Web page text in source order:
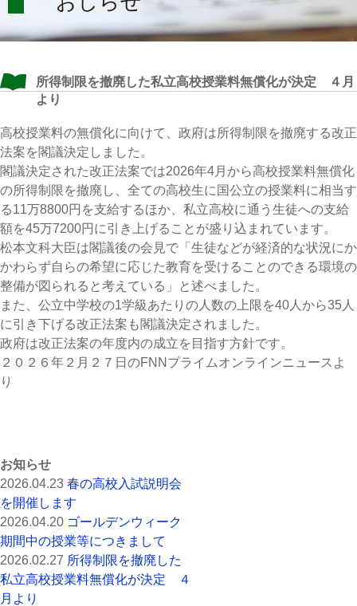
所得制限を撤廃した私立高校授業料無償化が決定 ４月
より
高校授業料の無償化に向けて、政府は所得制限を撤廃する改正
法案を閣議決定しました。
閣議決定された改正法案では2026年4月から高校授業料無償化
の所得制限を撤廃し、全ての高校生に国公立の授業料に相当す
る11万8800円を支給するほか、私立高校に通う生徒への支給
額を45万7200円に引き上げることが盛り込まれています。
松本文科大臣は閣議後の会見で「生徒などが経済的な状況にか
かわらず自らの希望に応じた教育を受けることのできる環境の
整備が図られると考えている」と述べました。
また、公立中学校の1学級あたりの人数の上限を40人から35人
に引き下げる改正法案も閣議決定されました。
政府は改正法案の年度内の成立を目指す方針です。
２０２６年２月２７日のFNNプライムオンラインニュースよ
り
お知らせ
2026.04.23 春の高校入試説明会
を開催します
2026.04.20 ゴールデンウィーク
期間中の授業等につきまして
2026.02.27 所得制限を撤廃した
私立高校授業料無償化が決定 ４
月より